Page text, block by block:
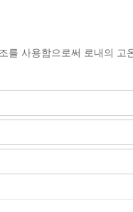
사용함으로써 로내의 고